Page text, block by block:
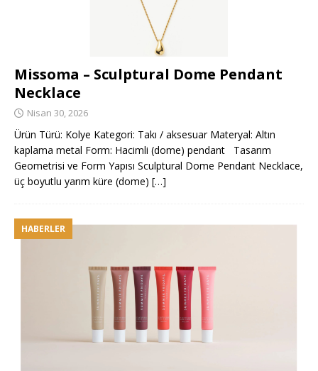
Missoma – Sculptural Dome Pendant
Necklace
Nisan 30, 2026
Ürün Türü: Kolye Kategori: Takı / aksesuar Materyal: Altın
kaplama metal Form: Hacimli (dome) pendant Tasarım
Geometrisi ve Form Yapısı Sculptural Dome Pendant Necklace,
üç boyutlu yarım küre (dome) […]
HABERLER